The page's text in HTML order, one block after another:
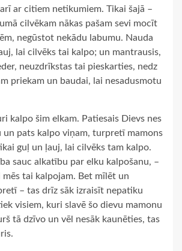
ar citiem netikumiem. Tikai šajā –
cilvēkam nākas pašam sevi mocīt
negūstot nekādu labumu. Nauda
lai cilvēks tai kalpo; un mantrausis,
neuzdrīkstas tai pieskarties, nedz
priekam un baudai, lai nesadusmotu
kalpo šim elkam. Patiesais Dievs nes
un pats kalpo viņam, turpretī mamons
guļ un ļauj, lai cilvēks tam kalpo.
sauc alkatību par elku kalpošanu, –
mēs tai kalpojam. Bet mīlēt un
– tas drīz sāk izraisīt nepatiku
visiem, kuri slavē šo dievu mamonu
tā dzīvo un vēl nesāk kaunēties, tas